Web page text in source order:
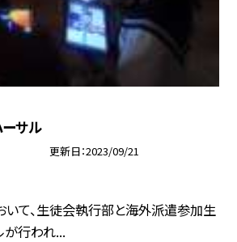
サル
更新日 2023/09/21
て、生徒会執行部と海外派遣参加生
が行われ...